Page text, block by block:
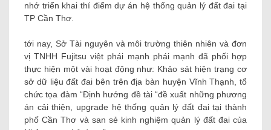
nhớ triển khai thí điểm dự án hệ thống quản lý đất đai tại
TP Cần Thơ.
tới nay, Sở Tài nguyên và môi trường thiên nhiên và đơn
vị TNHH Fujitsu việt phái mạnh phái mạnh đã phối hợp
thực hiện một vài hoạt động như: Khảo sát hiện trạng cơ
sở dữ liệu đất đai bên trên địa bàn huyện Vĩnh Thạnh, tổ
chức tọa đàm “Định hướng đề tài “đề xuất những phương
án cải thiện, upgrade hệ thống quản lý đất đai tại thành
phố Cần Thơ và san sẻ kinh nghiệm quản lý đất đai của